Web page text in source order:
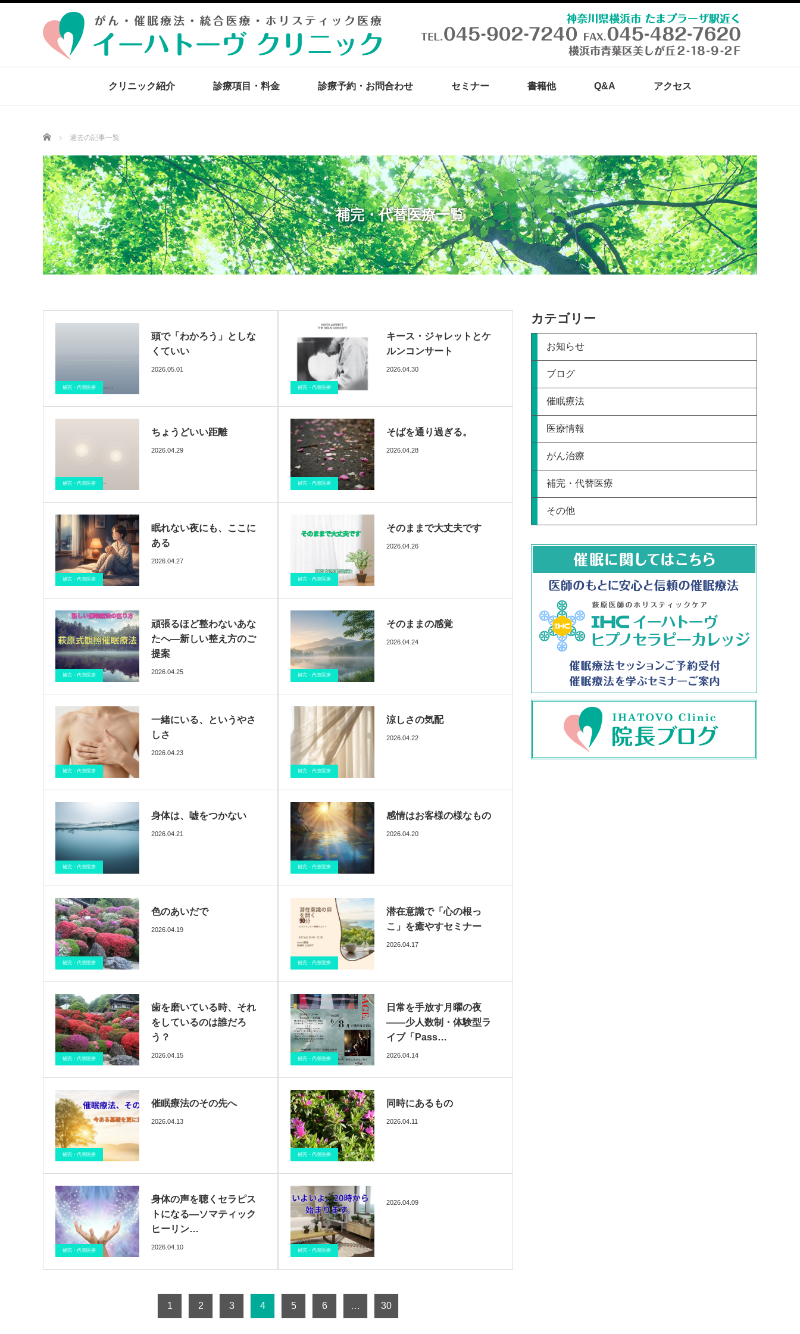
クリニック紹介 診療項目・料金 診療予約・お問合わせ セミナー 書籍他 Q&A アクセス
Home 過去の記事一覧
補完・代替医療一覧
ブログ
催眠療法
医療情報
補完・代替医療
頭で「わかろう」としな
くていい
2026.05.01
ブログ
催眠療法
医療情報
補完・代替医療
キース・ジャレットとケ
ルンコンサート
2026.04.30
ブログ
催眠療法
医療情報
補完・代替医療
ちょうどいい距離
2026.04.29
ブログ
催眠療法
医療情報
補完・代替医療
そばを通り過ぎる。
2026.04.28
ブログ
催眠療法
医療情報
補完・代替医療
眠れない夜にも、ここに
ある
2026.04.27
ブログ
催眠療法
医療情報
補完・代替医療
そのままで大丈夫です
2026.04.26
ブログ
催眠療法
医療情報
補完・代替医療
頑張るほど整わないあな
たへ―新しい整え方のご
提案
2026.04.25 ブログ
催眠療法
医療情報
補完・代替医療
そのままの感覚
2026.04.24
ブログ
催眠療法
医療情報
補完・代替医療
一緒にいる、というやさ
しさ
2026.04.23
ブログ
催眠療法
医療情報
補完・代替医療
涼しさの気配
2026.04.22
ブログ
催眠療法
医療情報
補完・代替医療
身体は、嘘をつかない
2026.04.21
ブログ
催眠療法
医療情報
補完・代替医療
感情はお客様の様なもの
2026.04.20
ブログ
催眠療法
医療情報
補完・代替医療
色のあいだで
2026.04.19
ブログ
催眠療法
医療情報
補完・代替医療
潜在意識で「心の根っ
こ」を癒やすセミナー
2026.04.17
ブログ
催眠療法
医療情報
補完・代替医療
歯を磨いている時、それ
をしているのは誰だろ
う？
2026.04.15 ブログ
催眠療法
医療情報
補完・代替医療
日常を手放す月曜の夜
——少人数制・体験型ラ
イブ「Pass…
2026.04.14
ブログ
催眠療法
医療情報
補完・代替医療
催眠療法のその先へ
2026.04.13
ブログ
催眠療法
医療情報
補完・代替医療
同時にあるもの
2026.04.11
ブログ
催眠療法
医療情報
補完・代替医療
身体の声を聴くセラピス
トになる―ソマティック
ヒーリン…
2026.04.10 ブログ
催眠療法
医療情報
補完・代替医療
2026.04.09
1 2 3 4 5 6 … 30
カテゴリー
お知らせ
ブログ
催眠療法
医療情報
がん治療
補完・代替医療
その他